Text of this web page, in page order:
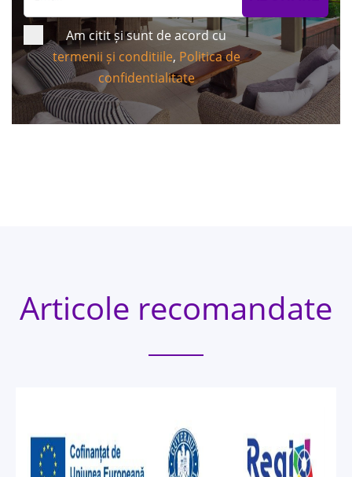
Am citit și sunt de acord cu
termenii și conditiile, Politica de
confidentialitate
Articole recomandate